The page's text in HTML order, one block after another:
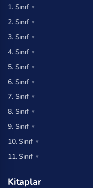
1. Sınıf
2. Sınıf
3. Sınıf
4. Sınıf
5. Sınıf
6. Sınıf
7. Sınıf
8. Sınıf
9. Sınıf
10. Sınıf
11. Sınıf
Kitaplar